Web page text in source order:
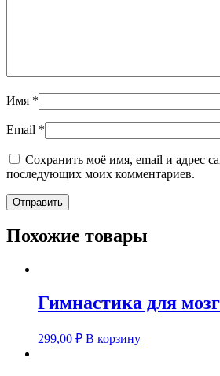
Имя *
Email *
Сохранить моё имя, email и адрес
последующих моих комментариев.
Похожие товары
Гимнастика для
299,00 ₽ В корзину